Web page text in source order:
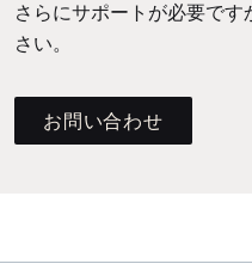
さらにサポートが必要で
さい。
お問い合わせ